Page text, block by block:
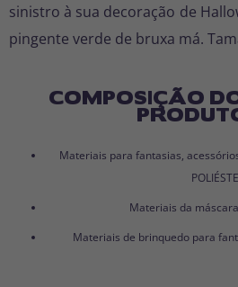
sinistro à sua decoração de
pingente verde de bruxa má.
COMPOSIÇÃO
Materiais para fantasias,
Materiais da
Materiais de brinquedo para